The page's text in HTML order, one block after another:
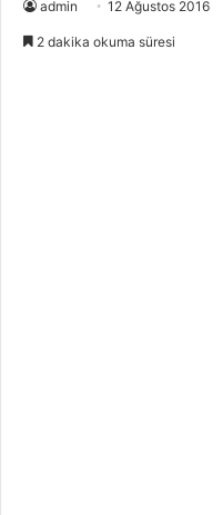
admin 12 Ağustos 2016
2 dakika okuma süresi